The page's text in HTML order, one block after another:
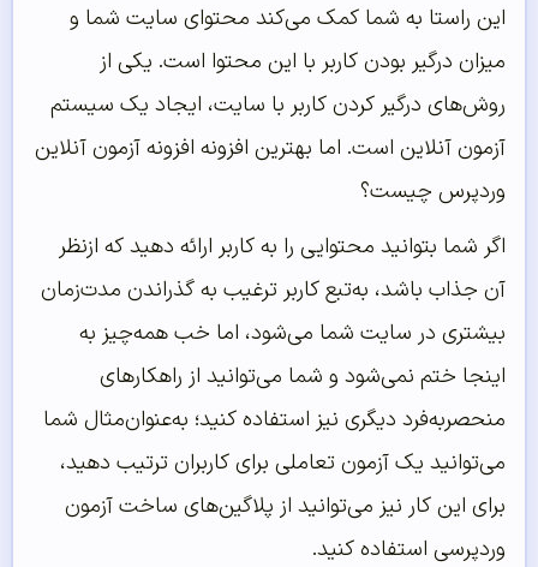
این راستا به شما کمک می‌کند محتوای سایت شما و
میزان درگیر بودن کاربر با این محتوا است. یکی از
روش‌های درگیر کردن کاربر با سایت، ایجاد یک سیستم
آزمون آنلاین است. اما بهترین افزونه افزونه آزمون آنلاین
وردپرس چیست؟
اگر شما بتوانید محتوایی را به کاربر ارائه دهید که ازنظر
آن جذاب باشد، به‌تبع کاربر ترغیب به گذراندن مدت‌زمان
بیشتری در سایت شما می‌شود، اما خب همه‌چیز به
اینجا ختم نمی‌شود و شما می‌توانید از راهکارهای
منحصربه‌فرد دیگری نیز استفاده کنید؛ به‌عنوان‌مثال شما
می‌توانید یک آزمون تعاملی برای کاربران ترتیب دهید،
برای این کار نیز می‌توانید از پلاگین‌های ساخت آزمون
وردپرسی استفاده کنید.